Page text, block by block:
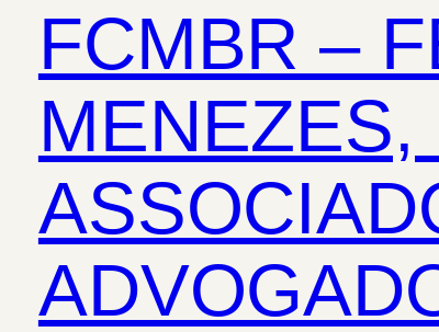
FCMBR –